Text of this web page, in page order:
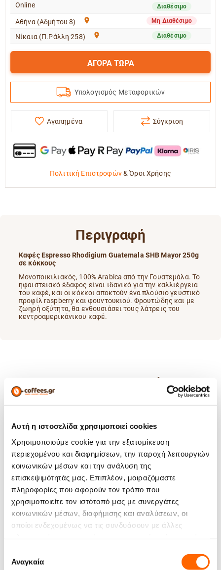
Αυτή η ιστοσελίδα χρησιμοποιεί cookies
Χρησιμοποιούμε cookie για την εξατομίκευση
περιεχομένου και διαφημίσεων, την παροχή λειτουργιών
κοινωνικών μέσων και την ανάλυση της
επισκεψιμότητάς μας. Επιπλέον, μοιραζόμαστε
πληροφορίες που αφορούν τον τρόπο που
χρησιμοποιείτε τον ιστότοπό μας με συνεργάτες
κοινωνικών μέσων, διαφήμισης και αναλύσεων, οι
οποίοι ενδεχομένως να τις συνδυάσουν με άλλες
των υπηρεσιών τους.
συγκατάθεσης
Αναγκαία
Online Διαθέσιμο
Αθήνα (Αδμήτου 8) Μη Διαθέσιμο
Νίκαια (Π.Ράλλη 258) Διαθέσιμο
ΑΓΟΡΑ ΤΩΡΑ
Υπολογισμός Μεταφορικών
Αγαπημένα Σύγκριση
Πολιτική Επιστροφών&Όροι Χρήσης
Περιγραφή
Καφές Espresso Rhodigium Guatemala SHB Mayor 250g
σε κόκκους
Μονοποικιλιακός, 100% Arabicaαπό την Γουατεμάλα. Το
ηφαιστειακό έδαφος είναι ιδανικό για την καλλιέργεια
του καφέ, και οι κόκκοι αποκτούν ένα πλούσιο γευστικό
προφίλ raspberry και φουντουκιού. Φρουτώδης και με
ζωηρή οξύτητα, θα ενθουσιάσει τους λάτρεις του
κεντροαμερικάνικου καφέ.
Χαρακτηριστικά
Σώμα:
Σύσταση: Arabica 100%
Καβούρδισμα: Μεσαίο
Μέγεθος: 250 gr
Προέλευση: